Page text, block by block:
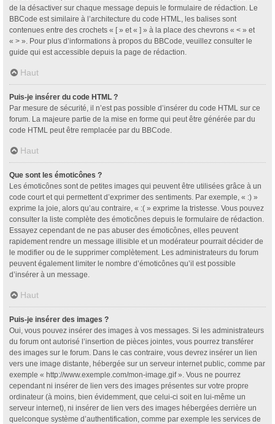
de la désactiver sur chaque message depuis le formulaire de rédaction. Le
BBCode est similaire à l’architecture du code HTML, les balises sont
contenues entre des crochets « [ » et « ] » à la place des chevrons « < » et
« > ». Pour plus d’informations à propos du BBCode, veuillez consulter le
guide qui est accessible depuis la page de rédaction.
Haut
Puis-je insérer du code HTML ?
Par mesure de sécurité, il n’est pas possible d’insérer du code HTML sur ce
forum. La majeure partie de la mise en forme qui peut être générée par du
code HTML peut être remplacée par du BBCode.
Haut
Que sont les émoticônes ?
Les émoticônes sont de petites images qui peuvent être utilisées grâce à un
code court et qui permettent d’exprimer des sentiments. Par exemple, « :) »
exprime la joie, alors qu’au contraire, « :( » exprime la tristesse. Vous pouvez
consulter la liste complète des émoticônes depuis le formulaire de rédaction.
Essayez cependant de ne pas abuser des émoticônes, elles peuvent
rapidement rendre un message illisible et un modérateur pourrait décider de
le modifier ou de le supprimer complètement. Les administrateurs du forum
peuvent également limiter le nombre d’émoticônes qu’il est possible
d’insérer à un message.
Haut
Puis-je insérer des images ?
Oui, vous pouvez insérer des images à vos messages. Si les administrateurs
du forum ont autorisé l’insertion de pièces jointes, vous pourrez transférer
des images sur le forum. Dans le cas contraire, vous devrez insérer un lien
vers une image distante, hébergée sur un serveur internet public, comme par
exemple « http://www.exemple.com/mon-image.gif ». Vous ne pourrez
cependant ni insérer de lien vers des images présentes sur votre propre
ordinateur (à moins, bien évidemment, que celui-ci soit en lui-même un
serveur internet), ni insérer de lien vers des images hébergées derrière un
quelconque système d’authentification, comme par exemple les services de